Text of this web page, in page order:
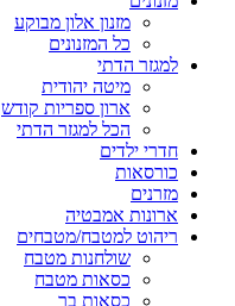
מזנון אלון מבוקע
כל המזנונים
למגזר הדתי
מיטה יהודית
ארון ספריות קודש
הכל למגזר הדתי
חדרי ילדים
כורסאות
מזרנים
ארונות אמבטיה
ריהוט למטבח/מטבחים
שולחנות מטבח
כסאות מטבח
כסאות בר